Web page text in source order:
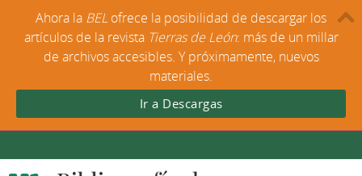
Ahora la BEL ofrece la posibilidad de descargar los
artículos de la revista Tierras de León: más de un millar
de archivos accesibles. Y próximamente, nuevos
materiales.
Ir a Descargas